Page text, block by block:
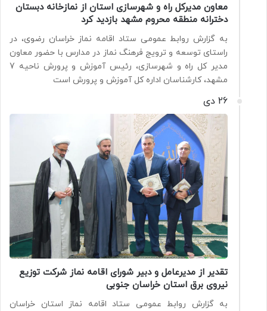
معاون مدیرکل راه و شهرسازی استان از نمازخانه دبستان
دخترانه منطقه محروم مشهد بازدید کرد
به گزارش روابط عمومی ستاد اقامه نماز خراسان رضوی، در
راستای توسعه و ترویج فرهنگ نماز در مدارس با حضور معاون
مدیر کل راه و شهرسازی، رئیس آموزش و پرورش ناحیه 7
مشهد، کارشناسان اداره کل آموزش و پرورش است
26 دی
تقدیر از مدیرعامل و دبیر شورای اقامه نماز شرکت توزیع
نیروی برق استان خراسان جنوبی
به گزارش روابط عمومی ستاد اقامه نماز استان خراسان